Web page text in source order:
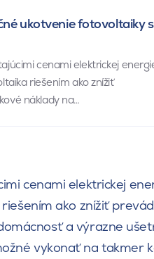
ukotvenie fotovoltaiky s
cenami elektrickej
riešením ako znížiť
náklady na…
cenami elektrickej
ako znížiť
a výrazne
vykonať na takmer